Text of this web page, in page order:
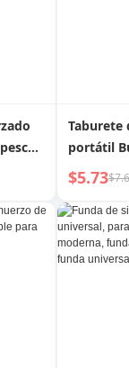
Taburete
portátil
Chair
$5.73